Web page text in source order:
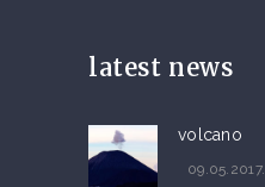
latest news
volcano
09.05.2017.